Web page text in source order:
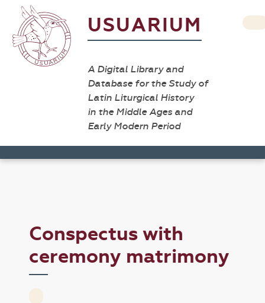
USUARIUM
A Digital Library and
Database for the Study of
Latin Liturgical History
in the Middle Ages and
Early Modern Period
Conspectus with
ceremony matrimony